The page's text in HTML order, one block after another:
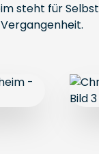
steht für